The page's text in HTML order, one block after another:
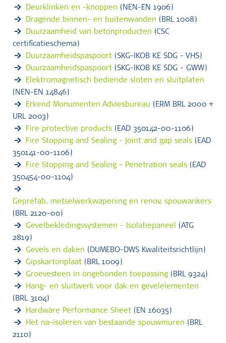
Deurklinken en -knoppen (NEN-EN 1906)
Dragende binnen- en buitenwanden (BRL 1008)
Duurzaamheid van betonproducten (CSC
certificatieschema)
Duurzaamheidspaspoort (SKG-IKOB KE SDG - VHS)
Duurzaamheidspaspoort (SKG-IKOB KE SDG - GWW)
Elektromagnetisch bediende sloten en sluitplaten
(NEN-EN 14846)
Erkend Monumenten Adviesbureau (ERM BRL 2000 +
URL 2003)
Fire protective products (EAD 350142-00-1106)
Fire Stopping and Sealing - Joint and gap seals (EAD
350141-00-1106)
Fire Stopping and Sealing - Penetration seals (EAD
350454-00-1104)
Geprefab. metselwerkwapening en renov. spouwankers
(BRL 2120-00)
Gevelbekledingssystemen - Isolatiepaneel (ATG
2819)
Gevels en daken (DUMEBO-DWS Kwaliteitsrichtlijn)
Gipskartonplaat (BRL 1009)
Groevesteen in ongebonden toepassing(BRL 9324)
Hang- en sluitwerk voor dak en gevelelementen
(BRL 3104)
Hardware Performance Sheet (EN 16035)
Het na-isoleren van bestaande spouwmuren (BRL
2110)